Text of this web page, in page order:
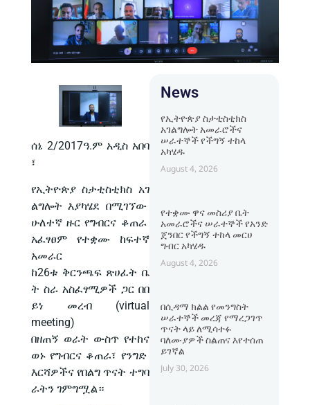
ሰኔ 2/2017ዓ.ም አዲስ አበባ
፣
የኢትዮጵያ ስታቲስቲክስ አገ
ልግሎት እያካሄደ በሚገኘው
ሁለተኛ ዙር የግብርና ቆጠራ
አፈፃፀም የተቋሙ ከፍተኛ
አመራር
ከ26ቱ ቅርንጫፍ ጽሀፈት ቤ
ት ስራ አስፈፃሚዎች ጋር በበ
ይነ መረብ (virtual
meeting)
በዘጠኝ ወራት ውስጥ የተከና
ወኑ የግብርና ቆጠራ፣ የንግድ
እርሻዎችና የበልግ ጥናት ተግባ
ራትን ገምግሟል።
News
የኢትዮጵያ ስታቲስቲክስ
አገልግሎት አመራሮችና
ሠራተኞች የችግኝ ተከላ
አካሄዱ
August 4, 2026
የተቋሙ ዋና መስሪያ ቤት
አመራሮችና ሠራተኞች የአንድ
ጀንበር የችግኝ ተከላ መርሀ
ግብር አካሄዱ
August 4, 2026
በሲዳማ ክልል የመንግስት
ሠራተኞች መረጃ የማረጋገጥ
ጥናት ላይ ለሚሳተፉ
ባለሙያዎች ስልጠና እየተሰጠ
ይገኛል
July 30, 2026